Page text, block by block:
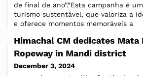
de final de ano”.“Esta campanha é
turismo sustentável, que valoriza a
e oferece momentos memoráveis a
Himachal CM dedicates Mata
Ropeway in Mandi district
December 3, 2024